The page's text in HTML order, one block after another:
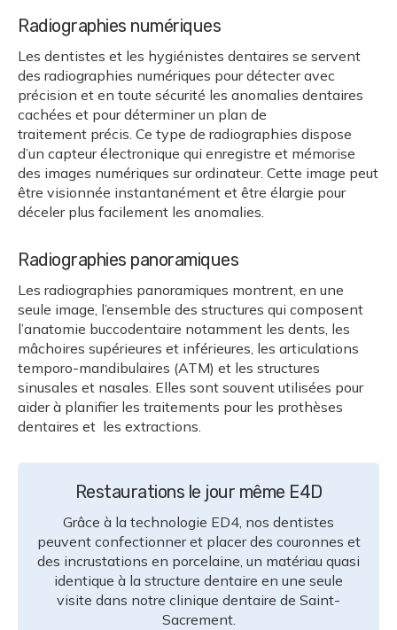
Radiographies numériques
Les dentistes et les hygiénistes dentaires se servent
des radiographies numériques pour détecter avec
précision et en toute sécurité les anomalies dentaires
cachées et pour déterminer un plan de
traitement précis. Ce type de radiographies dispose
d’un capteur électronique qui enregistre et mémorise
des images numériques sur ordinateur. Cette image peut
être visionnée instantanément et être élargie pour
déceler plus facilement les anomalies.
Radiographies panoramiques
Les radiographies panoramiques montrent, en une
seule image, l’ensemble des structures qui composent
l’anatomie buccodentaire notamment les dents, les
mâchoires supérieures et inférieures, les articulations
temporo-mandibulaires (ATM) et les structures
sinusales et nasales. Elles sont souvent utilisées pour
aider à planifier les traitements pour les prothèses
dentaires et les extractions.
Restaurations le jour même E4D
Grâce à la technologie ED4, nos dentistes
peuvent confectionner et placer des couronnes et
des incrustations en porcelaine, un matériau quasi
identique à la structure dentaire en une seule
visite dans notre clinique dentaire de Saint-
Sacrement.